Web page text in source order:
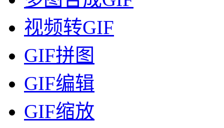
视频转GIF
GIF拼图
GIF编辑
GIF缩放